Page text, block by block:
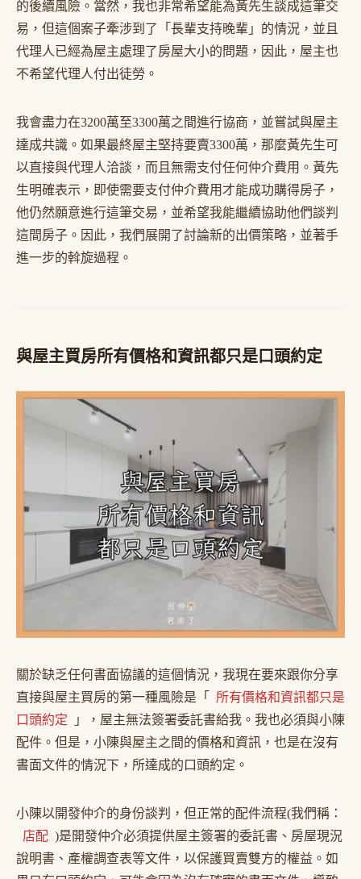
的後續風險。當然，我也非常希望能為黃先生談成這筆交
易，但這個案子牽涉到了「長輩支持晚輩」的情況，並且
代理人已經為屋主處理了房屋大小的問題，因此，屋主也
不希望代理人付出徒勞。
我會盡力在3200萬至3300萬之間進行協商，並嘗試與屋主
達成共識。如果最終屋主堅持要賣3300萬，那麼黃先生可
以直接與代理人洽談，而且無需支付任何仲介費用。黃先
生明確表示，即使需要支付仲介費用才能成功購得房子，
他仍然願意進行這筆交易，並希望我能繼續協助他們談判
這間房子。因此，我們展開了討論新的出價策略，並著手
進一步的斡旋過程。
與屋主買房所有價格和資訊都只是口頭約定
關於缺乏任何書面協議的這個情況，我現在要來跟你分享
直接與屋主買房的第一種風險是「
所有價格和資訊都只是
口頭約定
」，屋主無法簽署委託書給我。我也必須與小陳
配件。但是，小陳與屋主之間的價格和資訊，也是在沒有
書面文件的情況下，所達成的口頭約定。
小陳以開發仲介的身份談判，但正常的配件流程(我們稱：
店配 )是開發仲介必須提供屋主簽署的委託書、房屋現況
說明書、產權調查表等文件，以保護買賣雙方的權益。如